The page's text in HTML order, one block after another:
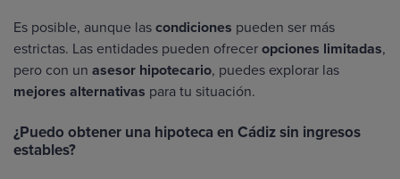
Es posible, aunque lascondiciones pueden ser más
estrictas. Las entidades pueden ofreceropciones limitadas,
pero con un asesor hipotecario, puedes explorar las
mejores alternativas para tu situación.
¿Puedo obtener una hipoteca en Cádiz sin ingresos
estables?